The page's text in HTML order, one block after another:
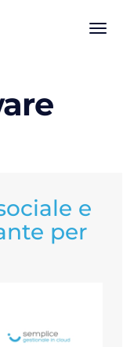
e
per